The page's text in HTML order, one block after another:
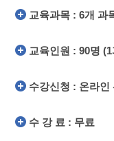
교육과목 : 6개 과
교육인원 : 90명
수강신청 : 온라인
수 강 료 : 무료